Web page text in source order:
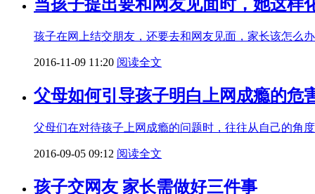
当孩子提出要和网友见面时，她这样
孩子在网上结交朋友，还要去和网友见面，家长该怎么
2016-11-09 11:20 阅读全文
父母如何引导孩子明白上网成瘾的危
父母们在对待孩子上网成瘾的问题时，往往从自己的角
2016-09-05 09:12 阅读全文
孩子交网友 家长需做好三件事